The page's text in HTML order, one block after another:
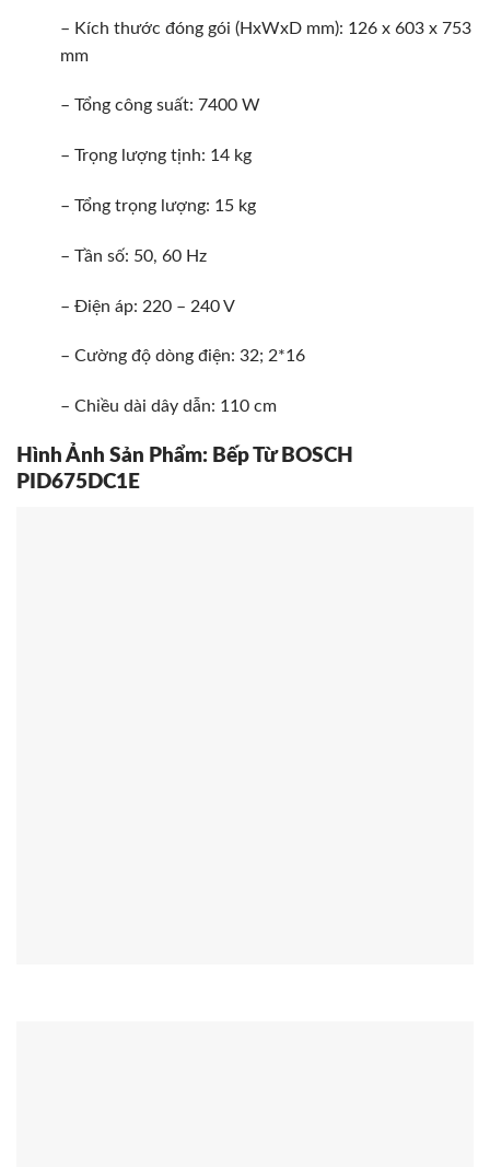
– Kích thước đóng gói (HxWxD mm): 126 x 603 x 753
mm
– Tổng công suất: 7400 W
– Trọng lượng tịnh: 14 kg
– Tổng trọng lượng: 15 kg
– Tần số: 50, 60 Hz
– Điện áp: 220 – 240 V
– Cường độ dòng điện: 32; 2*16
– Chiều dài dây dẫn: 110 cm
Hình Ảnh Sản Phẩm: Bếp Từ BOSCH
PID675DC1E